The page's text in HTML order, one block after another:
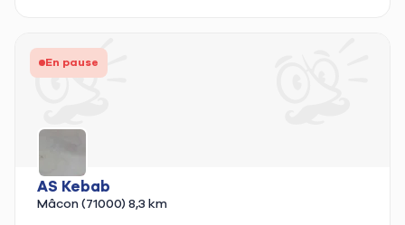
En pause
AS Kebab
Mâcon (71000) 8,3 km